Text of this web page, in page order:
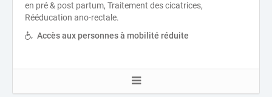
en pré & post partum, Traitement des cicatrices,
Rééducation ano-rectale.
Accès aux personnes à mobilité réduite